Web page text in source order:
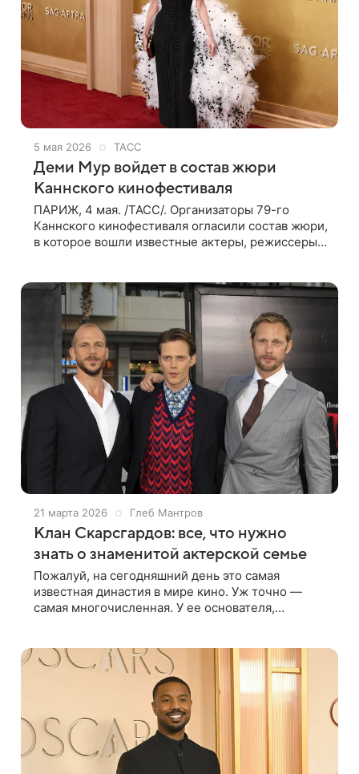
5 мая 2026 ТАСС
Деми Мур войдет в состав жюри
Каннского кинофестиваля
ПАРИЖ, 4 мая. /ТАСС/. Организаторы 79-го
Каннского кинофестиваля огласили состав жюри,
в которое вошли известные актеры, режиссеры и
21 марта 2026 Глеб Мантров
Клан Скарсгардов: все, что нужно
знать о знаменитой актерской семье
Пожалуй, на сегодняшний день это самая
известная династия в мире кино. Уж точно —
самая многочисленная. У ее основателя,